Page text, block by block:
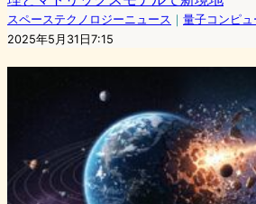
スペーステクノロジーニュース ｜ 量子コンピ
2025年5月31日7:15